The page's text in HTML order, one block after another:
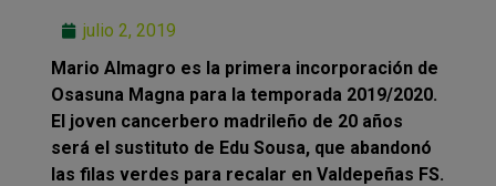
julio 2, 2019
Mario Almagro es la primera incorporación de
Osasuna Magna para la temporada 2019/2020.
El joven cancerbero madrileño de 20 años
será el sustituto de Edu Sousa, que abandonó
las filas verdes para recalar en Valdepeñas FS.